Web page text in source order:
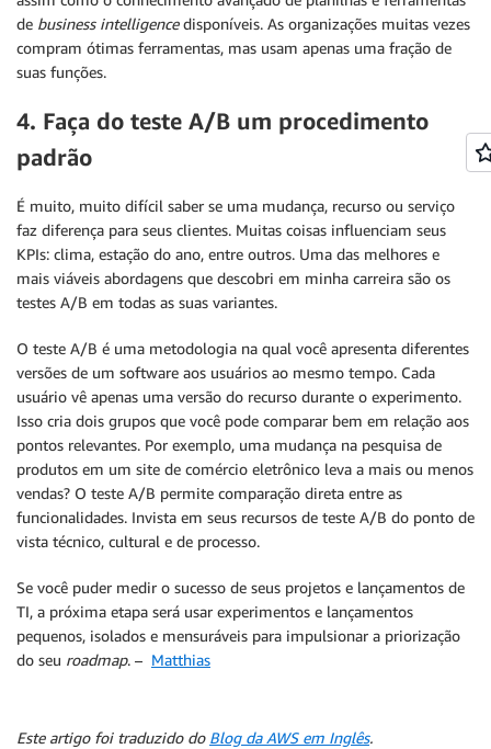
de business intelligencedisponíveis. As organizações muitas vezes
compram ótimas ferramentas, mas usam apenas uma fração de
suas funções.
4. Faça do teste A/B um procedimento
padrão
É muito, muito difícil saber se uma mudança, recurso ou serviço
faz diferença para seus clientes. Muitas coisas influenciam seus
KPIs: clima, estação do ano, entre outros. Uma das melhores e
mais viáveis abordagens que descobri em minha carreira são os
testes A/B em todas as suas variantes.
O teste A/B é uma metodologia na qual você apresenta diferentes
versões de um software aos usuários ao mesmo tempo. Cada
usuário vê apenas uma versão do recurso durante o experimento.
Isso cria dois grupos que você pode comparar bem em relação aos
pontos relevantes. Por exemplo, uma mudança na pesquisa de
produtos em um site de comércio eletrônico leva a mais ou menos
vendas? O teste A/B permite comparação direta entre as
funcionalidades. Invista em seus recursos de teste A/B do ponto de
vista técnico, cultural e de processo.
Se você puder medir o sucesso de seus projetos e lançamentos de
TI, a próxima etapa será usar experimentos e lançamentos
pequenos, isolados e mensuráveis para impulsionar a priorização
do seu roadmap. – Matthias
Este artigo foi traduzido do Blog da AWS em Inglês.